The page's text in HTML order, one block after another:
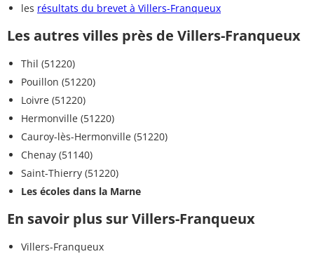
les résultats du brevet à Villers-Franqueux
Les autres villes près de Villers-Franqueux
Thil (51220)
Pouillon (51220)
Loivre (51220)
Hermonville (51220)
Cauroy-lès-Hermonville (51220)
Chenay (51140)
Saint-Thierry (51220)
Les écoles dans la Marne
En savoir plus sur Villers-Franqueux
Villers-Franqueux